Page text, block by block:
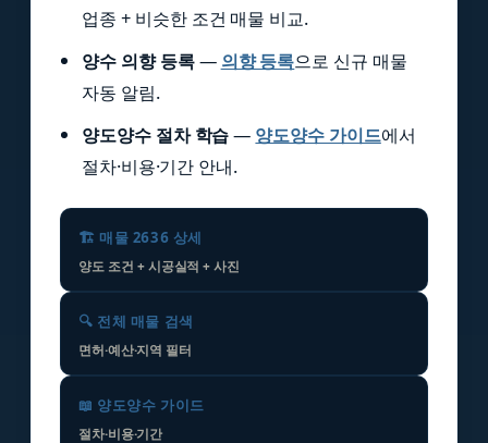
업종 + 비슷한 조건 매물 비교.
양수 의향 등록— 의향 등록으로 신규 매물
자동 알림.
양도양수 절차 학습— 양도양수 가이드에서
절차·비용·기간 안내.
🏗️ 매물 2636 상세
양도 조건 + 시공실적 + 사진
🔍 전체 매물 검색
면허·예산·지역 필터
📖 양도양수 가이드
절차·비용·기간